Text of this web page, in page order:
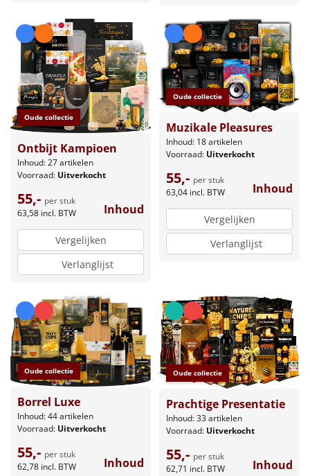
Oude collectie
Ontbijt Kampioen
Inhoud: 27 artikelen
Voorraad: Uitverkocht
55,- per stuk
63,58 incl. BTW Inhoud
Vergelijken
Verlanglijst
Oude collectie
Muzikale Pleasures
Inhoud: 18 artikelen
Voorraad: Uitverkocht
55,- per stuk
63,04 incl. BTW Inhoud
Vergelijken
Verlanglijst
Oude collectie
Borrel Luxe
Inhoud: 44 artikelen
Voorraad: Uitverkocht
55,- per stuk
62,78 incl. BTW Inhoud
Oude collectie
Prachtige Presentatie
Inhoud: 33 artikelen
Voorraad: Uitverkocht
55,- per stuk
62,71 incl. BTW Inhoud